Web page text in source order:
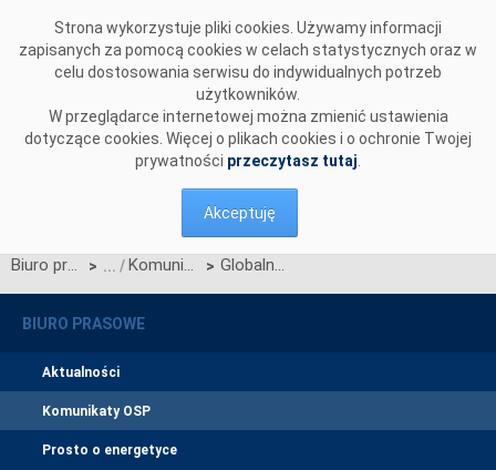
Strona wykorzystuje pliki cookies. Używamy informacji
zapisanych za pomocą cookies w celach statystycznych oraz w
celu dostosowania serwisu do indywidualnych potrzeb
użytkowników.
W przeglądarce internetowej można zmienić ustawienia
dotyczące cookies. Więcej o plikach cookies i o ochronie Twojej
prywatności przeczytasz tutaj
Akceptuję
Biuro prasowe > Komunikaty OSP > Globalna awaria usług Microsoft Azure (aktualizacja)
BIURO PRASOWE
Aktualności
Komunikaty OSP
Prosto o energetyce